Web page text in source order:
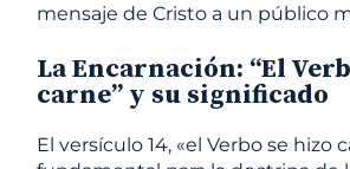
mensaje de Cristo a un público
La Encarnación: “El
carne” y su significado
El versículo 14, «el Verbo se hizo